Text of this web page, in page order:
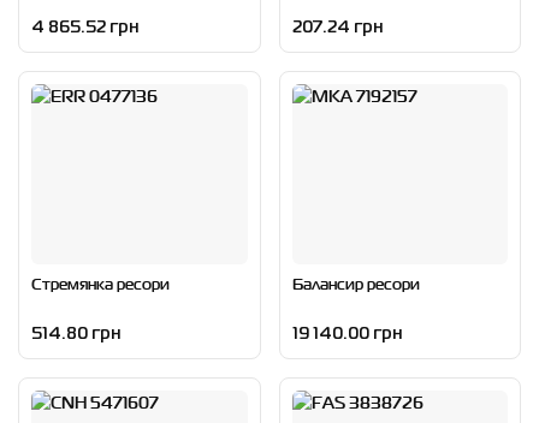
4 865.52 грн 207.24 грн
Стремянка ресори
514.80 грн
Балансир ресори
19 140.00 грн